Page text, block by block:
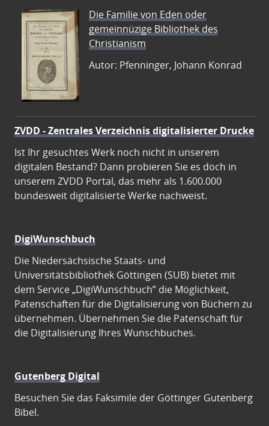
Die Familie von Eden oder
gemeinnüzige Bibliothek des
Christianism
Autor: Pfenninger, Johann Konrad
ZVDD - Zentrales Verzeichnis digitalisierter Drucke
Ist Ihr gesuchtes Werk noch nicht in unserem
digitalen Bestand? Dann probieren Sie es doch in
unserem ZVDD Portal, das mehr als 1.600.000
bundesweit digitalisierte Werke nachweist.
DigiWunschbuch
Die Niedersächsische Staats- und
Universitätsbibliothek Göttingen (SUB) bietet mit
dem Service „DigiWunschbuch” die Möglichkeit,
Patenschaften für die Digitalisierung von Büchern zu
übernehmen. Übernehmen Sie die Patenschaft für
die Digitalisierung Ihres Wunschbuches.
Gutenberg Digital
Besuchen Sie das Faksimile der Göttinger Gutenberg
Bibel.